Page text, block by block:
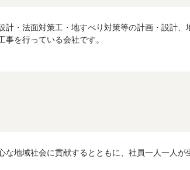
・法面対策工・地すべり対策等の計画・設計
を行っている会社です。
な地域社会に貢献するとともに、社員一人一人